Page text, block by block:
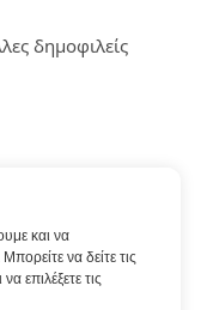
δημοφιλείς
και να
να δείτε τις
να επιλέξετε τις